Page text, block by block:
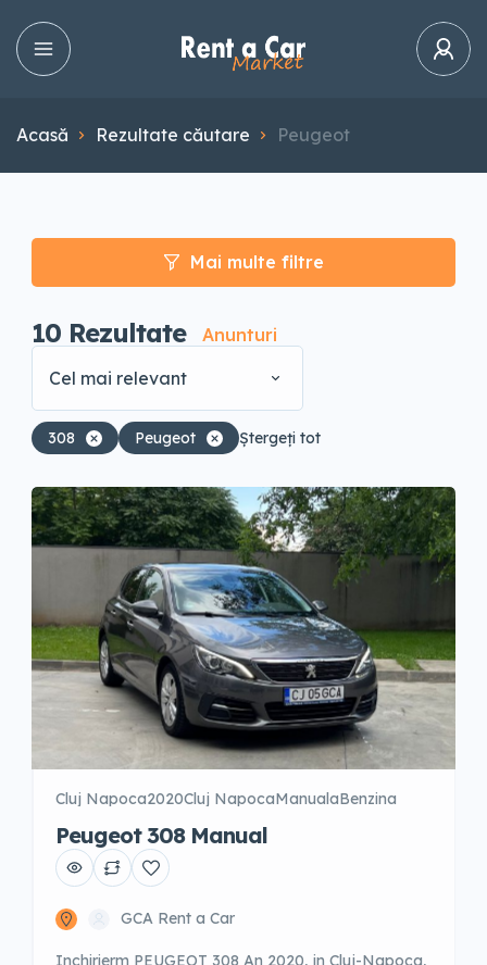
Acasă Rezultate căutare Peugeot
Mai multe filtre
10 Rezultate
Anunturi
Cel mai relevant
308 Peugeot Ștergeți tot
Cluj Napoca2020Cluj NapocaManualaBenzina
Peugeot 308 Manual
GCA Rent a Car
Inchirierm PEUGEOT 308 An 2020, in Cluj-Napoca,